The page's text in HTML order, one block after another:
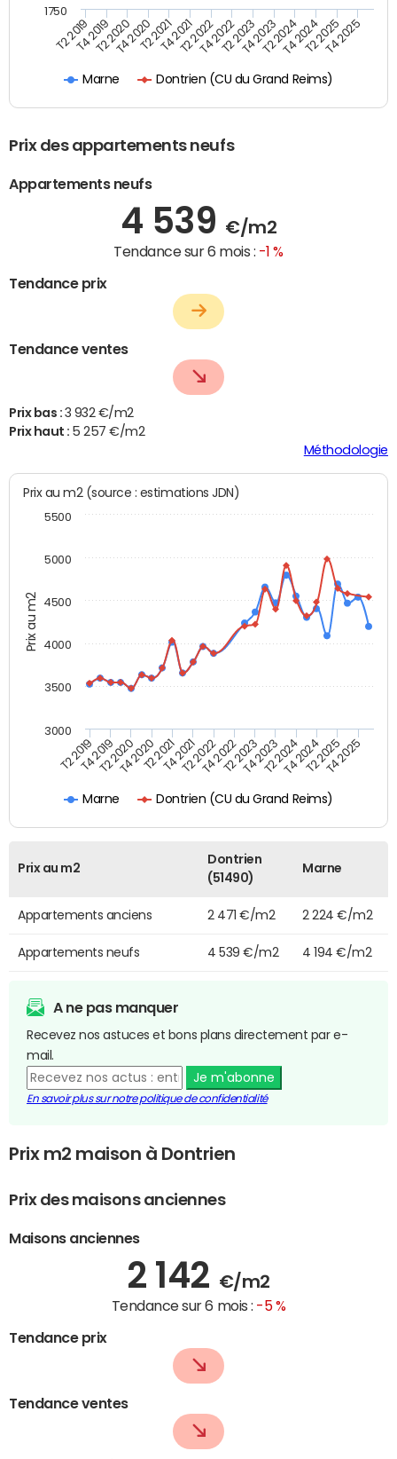
Marne Dontrien (CU du Grand Reims)
T2 2019T4 2019T2 2020T4 2020T2 2021T4 2021T2 2022T4 2022T2 2023T4 2023T2 2024T4 2024T2 2025T4 2025
1750
Prix des appartements neufs
Appartements neufs
4 539 €/m2
Tendance sur 6 mois : -1 %
Tendance prix
Tendance ventes
Prix bas : 3 932 €/m2
Prix haut : 5 257 €/m2
Méthodologie
Prix au m2
Prix au m2 (source : estimations JDN)
Marne Dontrien (CU du Grand Reims)
T2 2019T4 2019T2 2020T4 2020T2 2021T4 2021T2 2022T4 2022T2 2023T4 2023T2 2024T4 2024T2 2025T4 2025
3000
3500
4000
4500
5000
5500
Prix au m2
Dontrien
(51490)
Marne
Appartements anciens 2 471 €/m2 2 224 €/m2
Appartements neufs 4 539 €/m2 4 194 €/m2
A ne pas manquer
Recevez nos astuces et bons plans directement par e-
mail.
Je m'abonne
En savoir plus sur notre politique de confidentialité
Prix m2 maison à Dontrien
Prix des maisons anciennes
Maisons anciennes
2 142 €/m2
Tendance sur 6 mois : -5 %
Tendance prix
Tendance ventes